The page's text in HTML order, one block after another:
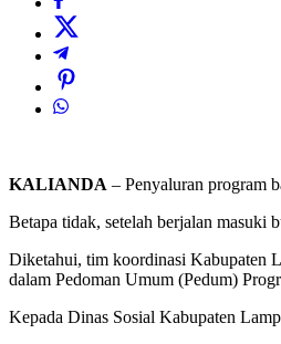
KALIANDA – Penyaluran program
Betapa tidak, setelah berjalan masuki
Diketahui, tim koordinasi Kabupaten
dalam Pedoman Umum (Pedum)
Kepada Dinas Sosial Kabupaten